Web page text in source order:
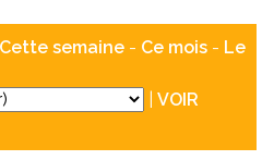
Cette semaine - Ce mois - Le
VOIR